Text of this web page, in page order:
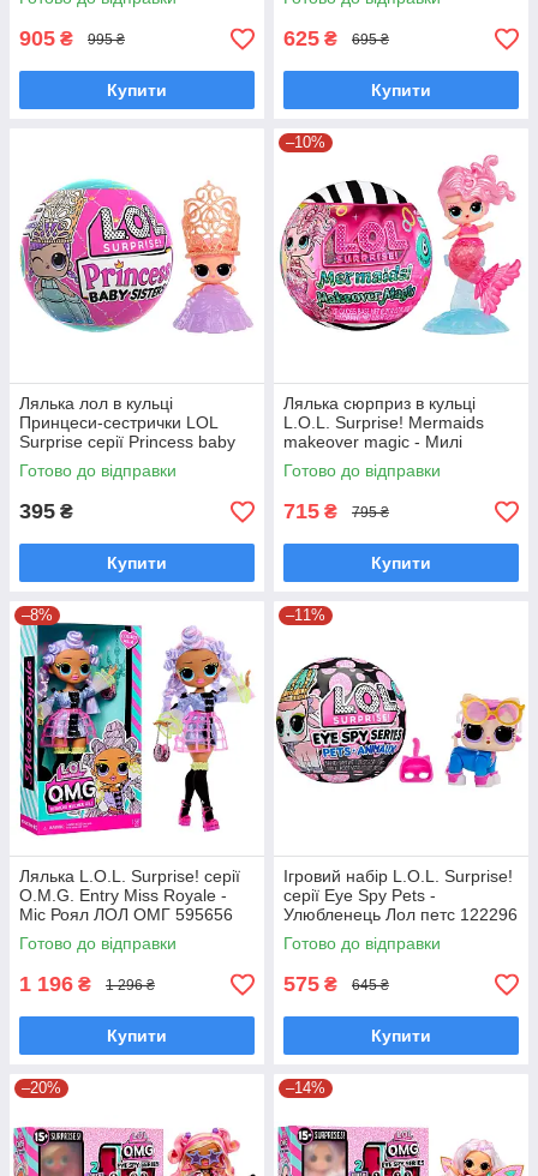
905 ₴ 995 ₴
Купити
625 ₴ 695 ₴
Купити
Лялька лол в кульці
Принцеси-сестрички LOL
Surprise серії Princess baby
sisters 567523
Готово до відправки
395 ₴
Купити
–10%
Лялька сюрприз в кульці
L.O.L. Surprise! Mermaids
makeover magic - Милі
русалоньки Лол 596301
Готово до відправки
715 ₴ 795 ₴
Купити
–8%
Лялька L.O.L. Surprise! серії
O.M.G. Entry Miss Royale -
Міс Роял ЛОЛ ОМГ 595656
Готово до відправки
1 196 ₴ 1 296 ₴
Купити
–11%
Ігровий набір L.O.L. Surprise!
серії Eye Spy Pets -
Улюбленець Лол петс 122296
Готово до відправки
575 ₴ 645 ₴
Купити
–20% –14%